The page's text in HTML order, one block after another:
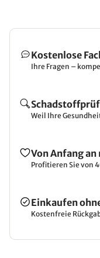
Kostenlose
Ihre Fragen –
Weil Ihre
Von Anfang
Profitieren Sie von
Einkaufen
Kostenfreie